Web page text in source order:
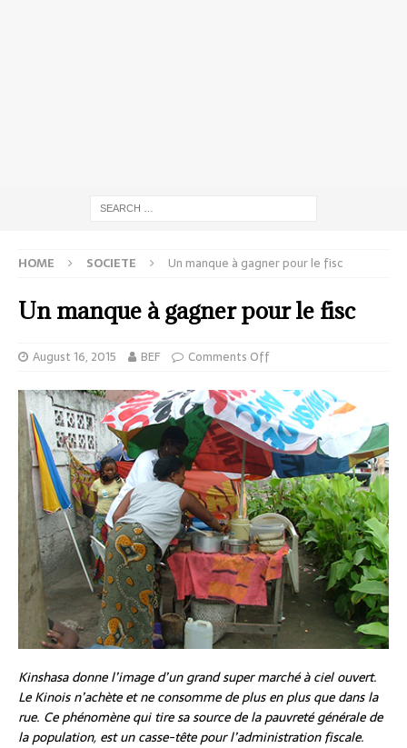
HOME SOCIETE Un manque à gagner pour le fisc
Un manque à gagner pour le fisc
August 16, 2015 BEF Comments Off
Kinshasa donne l’image d’un grand super marché à ciel ouvert.
Le Kinois n’achète et ne consomme de plus en plus que dans la
rue. Ce phénomène qui tire sa source de la pauvreté générale de
la population, est un casse-tête pour l’administration fiscale.